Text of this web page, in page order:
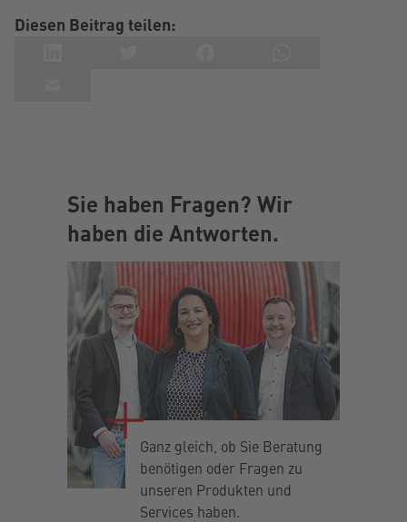
Diesen Beitrag teilen:
Sie haben Fragen? Wir
haben die Antworten.
Ganz gleich, ob Sie Beratung
benötigen oder Fragen zu
unseren Produkten und
Services haben.